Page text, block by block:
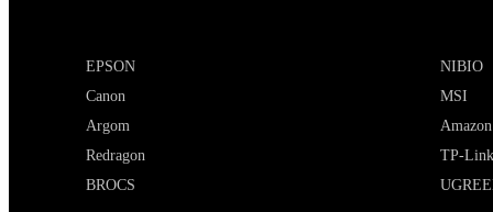
EPSON
Canon
Argom
Redragon
BROCS
NIBIO
MSI
Amazon
TP-Link